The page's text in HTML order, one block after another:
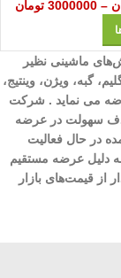
–
3000000 تومان
ماشینی نظیر
شانه، 1000 شانه، 1200 شانه، گلیم، گبه، ویژن، وینتیج،
می نماید . شرکت
سابقه درخشان 30 ساله با هدف سهولت در عرضه
در حال فعالیت
دلیل عرضه مستقیم
از قیمت‌های بازار